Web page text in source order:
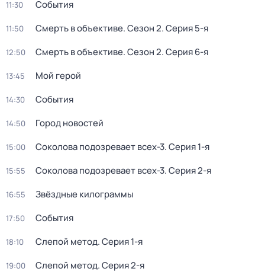
11:30 События
11:50 Смерть в объективе. Сезон 2. Серия 5-я
12:50 Смерть в объективе. Сезон 2. Серия 6-я
13:45 Мой герой
14:30 События
14:50 Город новостей
15:00 Соколова подозревает всех-3. Серия 1-я
15:55 Соколова подозревает всех-3. Серия 2-я
16:55 Звёздные килограммы
17:50 События
18:10 Слепой метод. Серия 1-я
19:00 Слепой метод. Серия 2-я